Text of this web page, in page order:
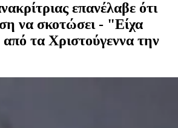
επανέλαβε ότι
να σκοτώσει - "Είχα
από τα Χριστούγεννα την